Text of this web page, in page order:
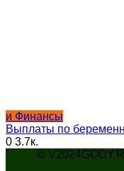
и Финансы
Выплаты по
0 3.7к.
©